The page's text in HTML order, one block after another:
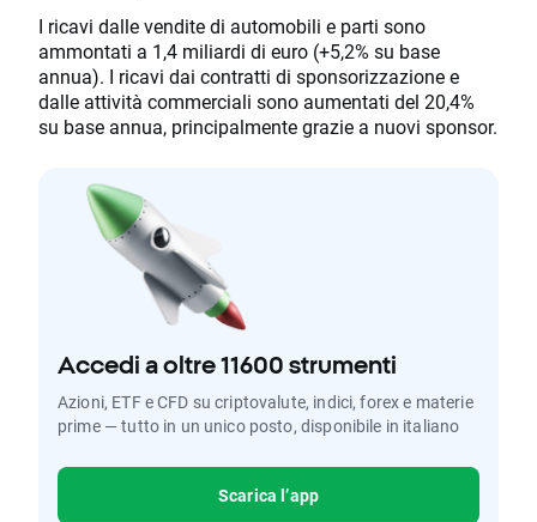
I ricavi dalle vendite di automobili e parti sono
ammontati a 1,4 miliardi di euro (+5,2% su base
annua). I ricavi dai contratti di sponsorizzazione e
dalle attività commerciali sono aumentati del 20,4%
su base annua, principalmente grazie a nuovi sponsor.
Accedi a oltre 11600 strumenti
Azioni, ETF e CFD su criptovalute, indici, forex e materie
prime — tutto in un unico posto, disponibile in italiano
Scarica l’app